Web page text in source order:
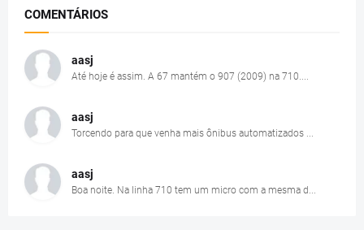
COMENTÁRIOS
aasj
Até hoje é assim. A 67 mantém o 907 (2009) na 710....
aasj
Torcendo para que venha mais ônibus automatizados ...
aasj
Boa noite. Na linha 710 tem um micro com a mesma d...